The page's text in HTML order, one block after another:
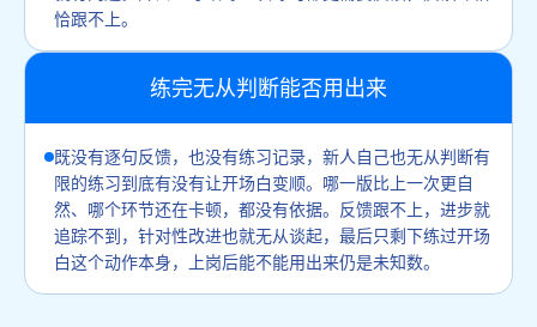
恰跟不上。
练完无从判断能否用出来
既没有逐句反馈，也没有练习记录，新人自己也无从判断有
限的练习到底有没有让开场白变顺。哪一版比上一次更自
然、哪个环节还在卡顿，都没有依据。反馈跟不上，进步就
追踪不到，针对性改进也就无从谈起，最后只剩下练过开场
白这个动作本身，上岗后能不能用出来仍是未知数。